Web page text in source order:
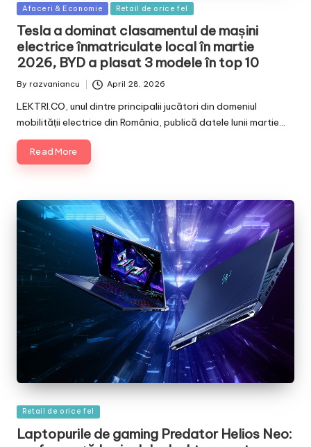
Posted
Afaceri & Economie Retail de orice fel
Tesla a dominat clasamentul de mașini
electrice înmatriculate local în martie
2026, BYD a plasat 3 modele în top 10
Posted
By razvaniancu April 28, 2026
LEKTRI.CO, unul dintre principalii jucători din domeniul
mobilității electrice din România, publică datele lunii martie…
Read More
Posted
Retail de orice fel
Laptopurile de gaming Predator Helios Neo: